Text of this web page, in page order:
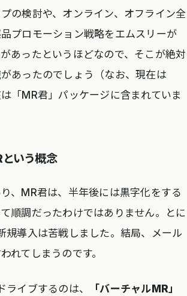
の検討や、オンライン、オフライン全
プロモーション戦略をエムスリーが
あったというほどなので、そこが絶対
あったのでしょう（なお、現在は
は「MR君」パッケージに含まれていま
いう概念
、MR君は、半年後には黒字化をする
順調だったわけではありません。とに
規導入は苦戦しました。結局、メール
れてしまうのです。
ライブするのは、
「バーチャルMR」